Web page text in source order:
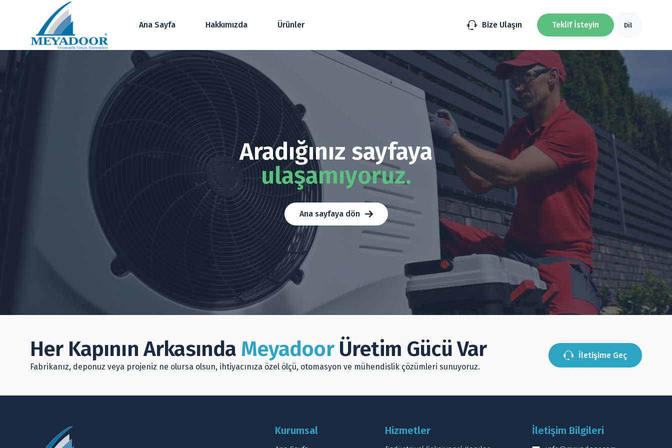
Ana Sayfa Hakkımızda Ürünler Bize Ulaşın Teklif İsteyin Dil
Aradığınız sayfaya
ulaşamıyoruz.
Ana sayfaya dön
Her Kapının Arkasında Meyadoor Üretim Gücü Var
Fabrikanız, deponuz veya projeniz ne olursa olsun, ihtiyacınıza özel ölçü, otomasyon ve mühendislik çözümleri sunuyoruz.
İletişime Geç
Kurumsal Hizmetler İletişim Bilgileri